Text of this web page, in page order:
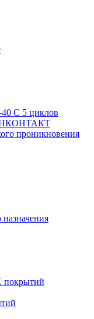
С 5 циклов
проникновения
покрытий